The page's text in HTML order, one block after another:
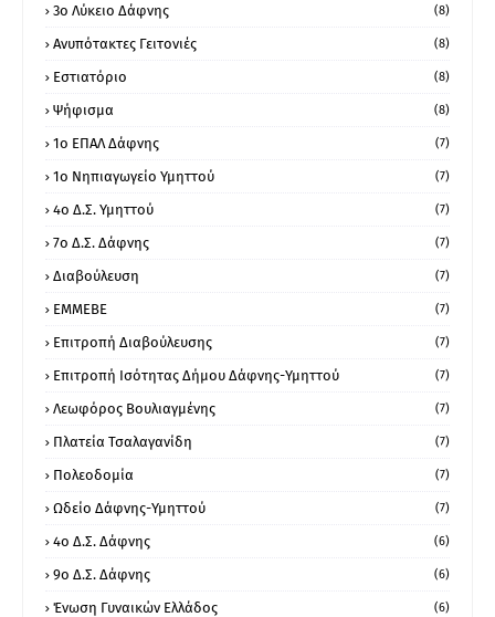
3ο Λύκειο Δάφνης (8)
Ανυπότακτες Γειτονιές (8)
Εστιατόριο (8)
Ψήφισμα (8)
1ο ΕΠΑΛ Δάφνης (7)
1ο Νηπιαγωγείο Υμηττού (7)
4ο Δ.Σ. Υμηττού (7)
7ο Δ.Σ. Δάφνης (7)
Διαβούλευση (7)
ΕΜΜΕΒΕ (7)
Επιτροπή Διαβούλευσης (7)
Επιτροπή Ισότητας Δήμου Δάφνης-Υμηττού (7)
Λεωφόρος Βουλιαγμένης (7)
Πλατεία Τσαλαγανίδη (7)
Πολεοδομία (7)
Ωδείο Δάφνης-Υμηττού (7)
4ο Δ.Σ. Δάφνης (6)
9ο Δ.Σ. Δάφνης (6)
Ένωση Γυναικών Ελλάδος (6)